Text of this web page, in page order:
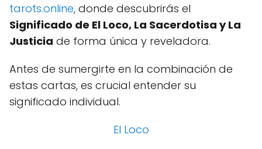
tarots.online, donde descubrirás el
Significado de El Loco, La Sacerdotisa y La
Justicia de forma única y reveladora.
Antes de sumergirte en la combinación de
estas cartas, es crucial entender su
significado individual.
El Loco